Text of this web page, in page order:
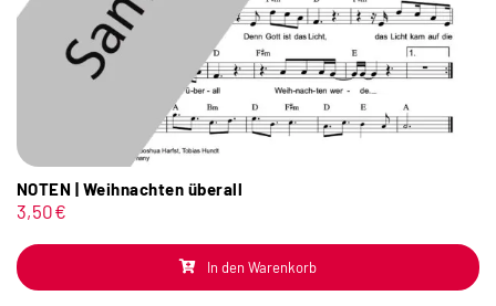
NOTEN | Weihnachten überall
3,50€
In den Warenkorb